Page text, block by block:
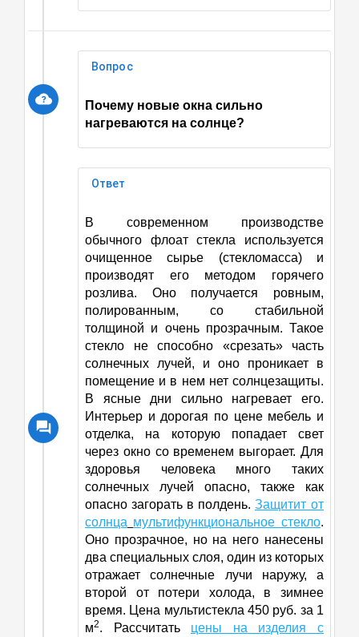
Вопрос
Почему новые окна сильно
нагреваются на солнце?
Ответ
В современном производстве
обычного флоат стекла используется
очищенное сырье (стекломасса) и
производят его методом горячего
розлива. Оно получается ровным,
полированным, со стабильной
толщиной и очень прозрачным. Такое
стекло не способно «срезать» часть
солнечных лучей, и оно проникает в
помещение и в нем нет солнцезащиты.
В ясные дни сильно нагревает его.
Интерьер и дорогая по цене мебель и
отделка, на которую попадает свет
через окно со временем выгорает. Для
здоровья человека много таких
солнечных лучей опасно, также как
опасно загорать в полдень. Защитит от
солнца мультифункциональное стекло.
Оно прозрачное, но на него нанесены
два специальных слоя, один из которых
отражает солнечные лучи наружу, а
второй от потери холода, в зимнее
время. Цена мультистекла 450 руб. за 1
м2. Рассчитать цены на изделия с